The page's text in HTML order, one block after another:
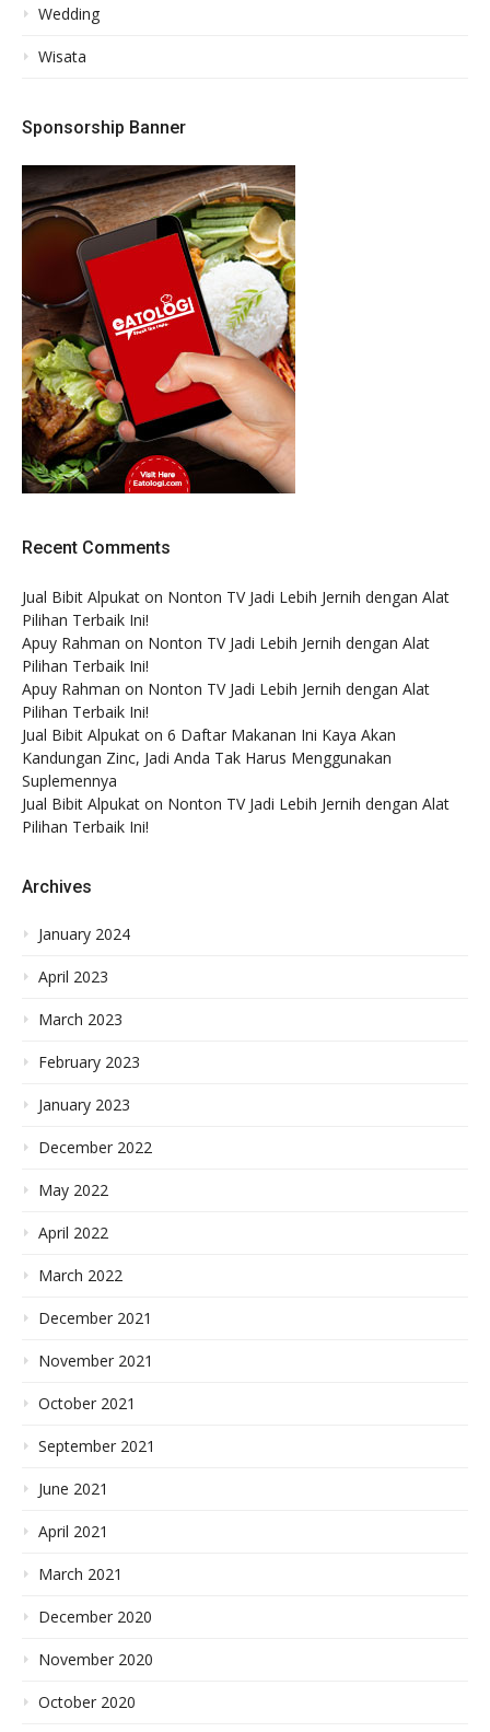
Wedding
Wisata
Sponsorship Banner
Recent Comments
Jual Bibit Alpukat on Nonton TV Jadi Lebih Jernih dengan Alat
Pilihan Terbaik Ini!
Apuy Rahman on Nonton TV Jadi Lebih Jernih dengan Alat
Pilihan Terbaik Ini!
Apuy Rahman on Nonton TV Jadi Lebih Jernih dengan Alat
Pilihan Terbaik Ini!
Jual Bibit Alpukat on 6 Daftar Makanan Ini Kaya Akan
Kandungan Zinc, Jadi Anda Tak Harus Menggunakan
Suplemennya
Jual Bibit Alpukat on Nonton TV Jadi Lebih Jernih dengan Alat
Pilihan Terbaik Ini!
Archives
January 2024
April 2023
March 2023
February 2023
January 2023
December 2022
May 2022
April 2022
March 2022
December 2021
November 2021
October 2021
September 2021
June 2021
April 2021
March 2021
December 2020
November 2020
October 2020